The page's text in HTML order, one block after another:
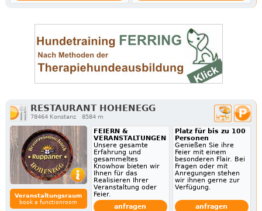
RESTAURANT HOHENEGG
78464 Konstanz 8584 m
Veranstaltungsraum
book a functionroom
FEIERN &
VERANSTALTUNGEN
Unsere gesamte
Erfahrung und
gesammeltes
Knowhow bieten wir
Ihnen für das
Realisieren Ihrer
Veranstaltung oder
Feier.
anfragen
Platz für bis zu 100
Personen
Genießen Sie ihre
Feier mit einem
besonderen Flair. Bei
Fragen oder mit
Anregungen stehen
wir ihnen gerne zur
Verfügung.
anfragen